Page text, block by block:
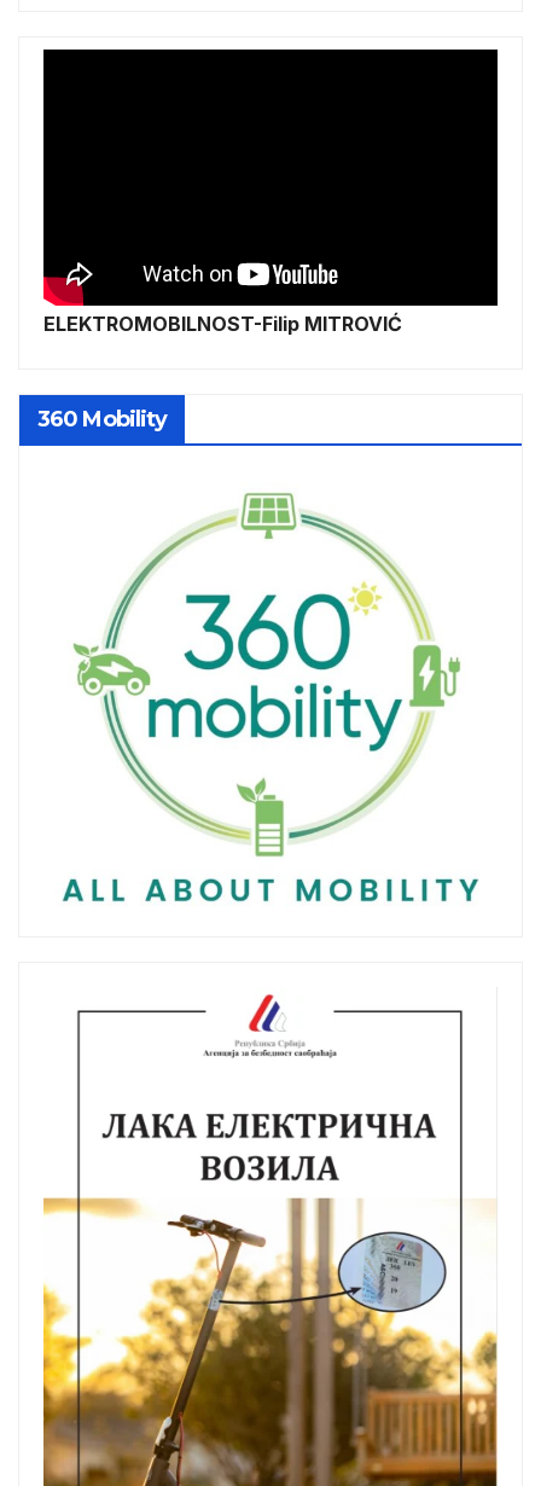
ELEKTROMOBILNOST-Filip MITROVIĆ
360 Mobility